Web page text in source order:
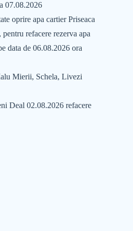
07.08.2026
oprire apa cartier Priseaca
refacere rezerva apa
data de 06.08.2026 ora
Mierii, Schela, Livezi
Deal 02.08.2026 refacere